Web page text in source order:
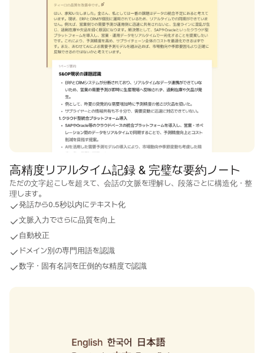
高精度リアルタイム記録 & 完璧な要約ノート
ただの文字起こしを超えて、会話の文脈を理解し、段落ごとに構造化・整
理します。
発話から0.5秒以内にテキスト化
文脈入力でさらに品質を向上
自動校正
ドメイン別の専門用語を認識
数字・固有名詞を圧倒的な精度で認識